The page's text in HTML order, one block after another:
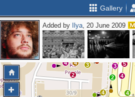
Gallery
Added by Ilya, 20 June 2009
6
4
2
4 3
3
2
7
4
2
5
3
4
4